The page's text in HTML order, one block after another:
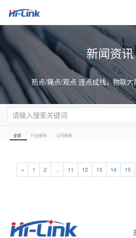
新闻资讯
热点/痛点/观点 连点成线，物联
全部 行业新闻 公司新闻
« 1 2 11 12 13 14 15